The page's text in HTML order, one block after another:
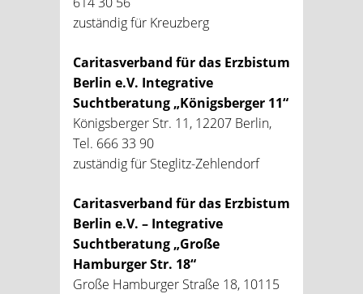
zuständig für Kreuzberg
Caritasverband für das Erzbistum
Berlin e.V. Integrative
Suchtberatung „Königsberger 11“
Königsberger Str. 11, 12207 Berlin,
Tel. 666 33 90
zuständig für Steglitz-Zehlendorf
Caritasverband für das Erzbistum
Berlin e.V. – Integrative
Suchtberatung „Große
Hamburger Str. 18“
Große Hamburger Straße 18, 10115